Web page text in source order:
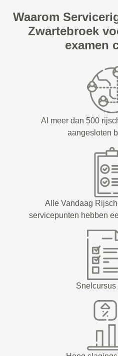
Waarom
Zwartebroek
examen
Al meer dan 500
aangesloten
Alle Vandaag
servicepunten hebben